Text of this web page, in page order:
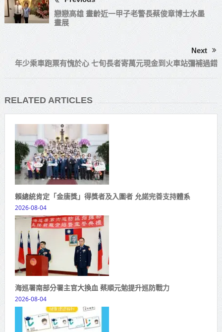
戀戀高雄 畫齡近一甲子老警長蔡俊章博士水墨
畫展
Next
年少乘車跑票有愧於心 七旬長者寄萬元現金到火車站彌補過錯
RELATED ARTICLES
賴總統肯定「金唐獎」得獎者及入圍者 允諾完善支持體系
2026-08-04
海巡署南部分署主官大換血 蔡順元勉提升巡防戰力
2026-08-04